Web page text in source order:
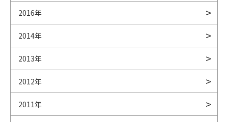
2016年
2014年
2013年
2012年
2011年